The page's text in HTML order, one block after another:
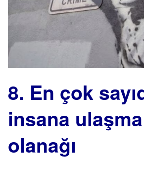
8. En çok
insana ulaşma
olanağı